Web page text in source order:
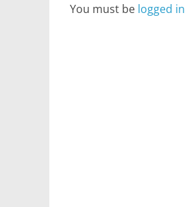
You must be logged in